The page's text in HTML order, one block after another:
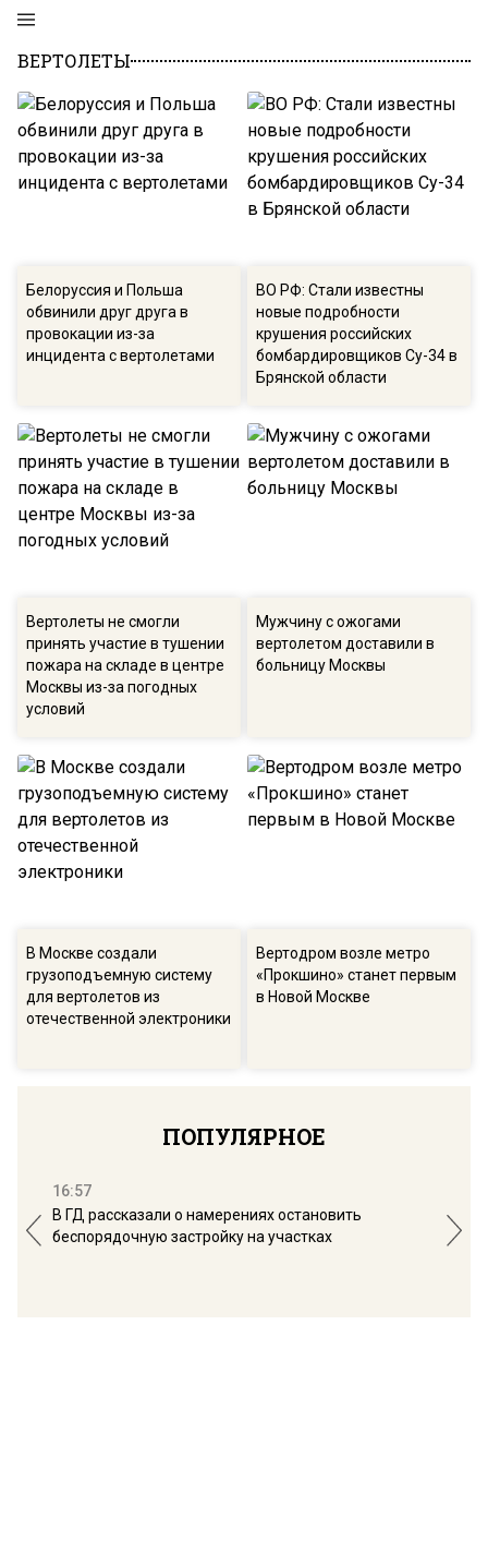
ВЕРТОЛЕТЫ
Белоруссия и Польша
обвинили друг друга в
провокации из-за
инцидента с вертолетами
ВО РФ: Стали известны
новые подробности
крушения российских
бомбардировщиков Су-34 в
Брянской области
Вертолеты не смогли
принять участие в тушении
пожара на складе в центре
Москвы из-за погодных
условий
Мужчину с ожогами
вертолетом доставили в
больницу Москвы
В Москве создали
грузоподъемную систему
для вертолетов из
отечественной электроники
Вертодром возле метро
«Прокшино» станет первым
в Новой Москве
ПОПУЛЯРНОЕ
16:57
В ГД рассказали о намерениях остановить
беспорядочную застройку на участках